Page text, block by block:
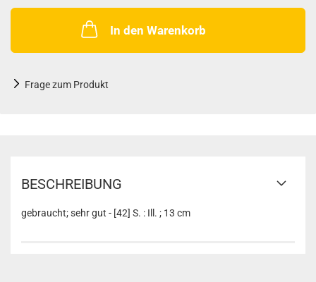
In den Warenkorb
Frage zum Produkt
BESCHREIBUNG
gebraucht; sehr gut - [42] S. : Ill. ; 13 cm